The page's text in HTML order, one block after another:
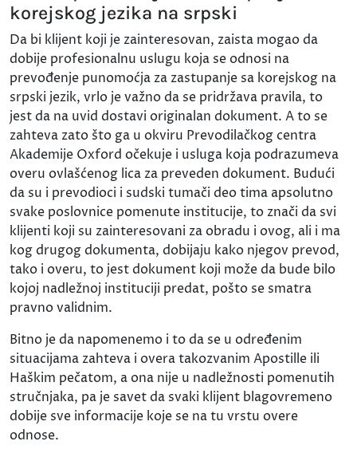
korejskog jezika na srpski
Da bi klijent koji je zainteresovan, zaista mogao da
dobije profesionalnu uslugu koja se odnosi na
prevođenje punomoćja za zastupanje sa korejskog na
srpski jezik, vrlo je važno da se pridržava pravila, to
jest da na uvid dostavi originalan dokument. A to se
zahteva zato što ga u okviru Prevodilačkog centra
Akademije Oxford očekuje i usluga koja podrazumeva
overu ovlašćenog lica za preveden dokument. Budući
da su i prevodioci i sudski tumači deo tima apsolutno
svake poslovnice pomenute institucije, to znači da svi
klijenti koji su zainteresovani za obradu i ovog, ali i ma
kog drugog dokumenta, dobijaju kako njegov prevod,
tako i overu, to jest dokument koji može da bude bilo
kojoj nadležnoj instituciji predat, pošto se smatra
pravno validnim.
Bitno je da napomenemo i to da se u određenim
situacijama zahteva i overa takozvanim Apostille ili
Haškim pečatom, a ona nije u nadležnosti pomenutih
stručnjaka, pa je savet da svaki klijent blagovremeno
dobije sve informacije koje se na tu vrstu overe
odnose.